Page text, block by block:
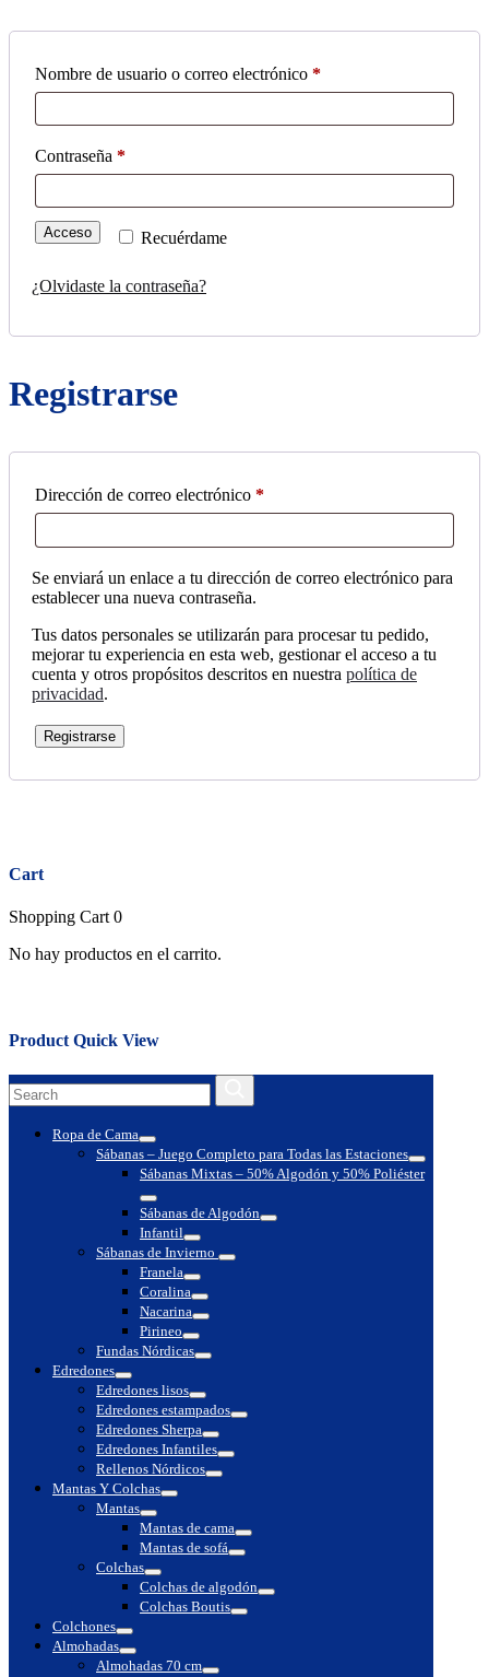
Nombre de usuario o correo electrónico *Obligatorio
Contraseña *Obligatorio
Recuérdame
Acceso
¿Olvidaste la contraseña?
Registrarse
Dirección de correo electrónico *Obligatorio
Se enviará un enlace a tu dirección de correo electrónico para
establecer una nueva contraseña.
Tus datos personales se utilizarán para procesar tu pedido,
mejorar tu experiencia en esta web, gestionar el acceso a tu
cuenta y otros propósitos descritos en nuestra política de
privacidad.
Registrarse
Cart
Shopping Cart 0
No hay productos en el carrito.
Product Quick View
Search
for:
Ropa de Cama
Toggle
Sábanas – Juego Completo para Todas las Estaciones
Toggle
Sábanas Mixtas – 50% Algodón y 50% Poliéster
Toggle
Sábanas de Algodón
Toggle
Infantil
Toggle
Sábanas de Invierno
Toggle
Franela
Toggle
Coralina
Toggle
Nacarina
Toggle
Pirineo
Toggle
Fundas Nórdicas
Toggle
Edredones
Toggle
Edredones lisos
Toggle
Edredones estampados
Toggle
Edredones Sherpa
Toggle
Edredones Infantiles
Toggle
Rellenos Nórdicos
Toggle
Mantas Y Colchas
Toggle
Mantas
Toggle
Mantas de cama
Toggle
Mantas de sofá
Toggle
Colchas
Toggle
Colchas de algodón
Toggle
Colchas Boutis
Toggle
Colchones
Toggle
Almohadas
Toggle
Almohadas 70 cm